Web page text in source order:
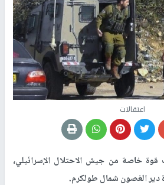
اعتقالات
قوة خاصة من جيش الاحتلال الإسرائيلي،
دير الغصون شمال طولكرم.